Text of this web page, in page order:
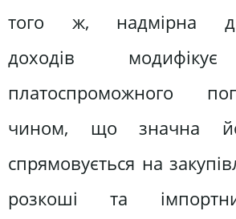
того ж, надмірна
доходів модифікує
платоспроможного
чином, що значна
спрямовується на
розкоші та